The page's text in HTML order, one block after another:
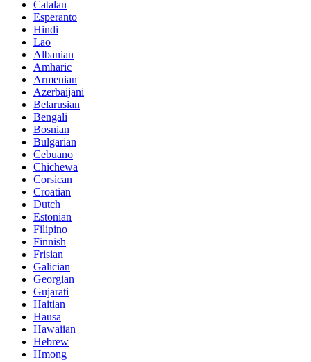
Catalan
Esperanto
Hindi
Lao
Albanian
Amharic
Armenian
Azerbaijani
Belarusian
Bengali
Bosnian
Bulgarian
Cebuano
Chichewa
Corsican
Croatian
Dutch
Estonian
Filipino
Finnish
Frisian
Galician
Georgian
Gujarati
Haitian
Hausa
Hawaiian
Hebrew
Hmong